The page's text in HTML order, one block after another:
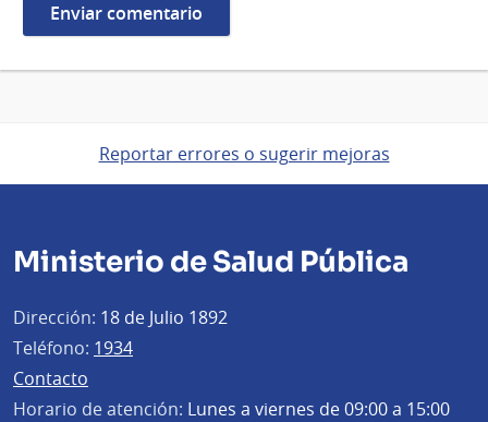
Reportar errores o sugerir mejoras
Ministerio de Salud Pública
Dirección: 18 de Julio 1892
Teléfono: 1934
Contacto
Horario de atención: Lunes a viernes de 09:00 a 15:00